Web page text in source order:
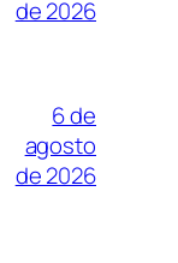
de 2026
6 de
agosto
de 2026